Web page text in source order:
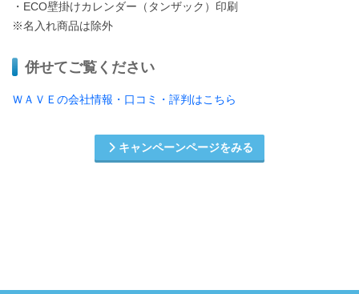
・ECO壁掛けカレンダー（タンザック）印刷
※名入れ商品は除外
併せてご覧ください
ＷＡＶＥの会社情報・口コミ・評判はこちら
キャンペーンページをみる